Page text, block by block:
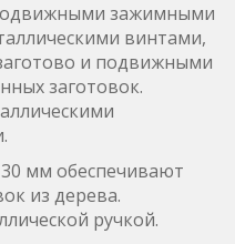
зажимными
винтами,
и подвижными
заготовок.
мм обеспечивают
из дерева.
ручкой.